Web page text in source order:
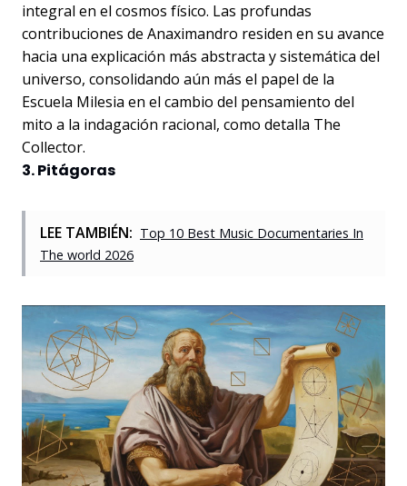
integral en el cosmos físico. Las profundas
contribuciones de Anaximandro residen en su avance
hacia una explicación más abstracta y sistemática del
universo, consolidando aún más el papel de la
Escuela Milesia en el cambio del pensamiento del
mito a la indagación racional, como detalla The
Collector.
3. Pitágoras
LEE TAMBIÉN: Top 10 Best Music Documentaries In
The world 2026